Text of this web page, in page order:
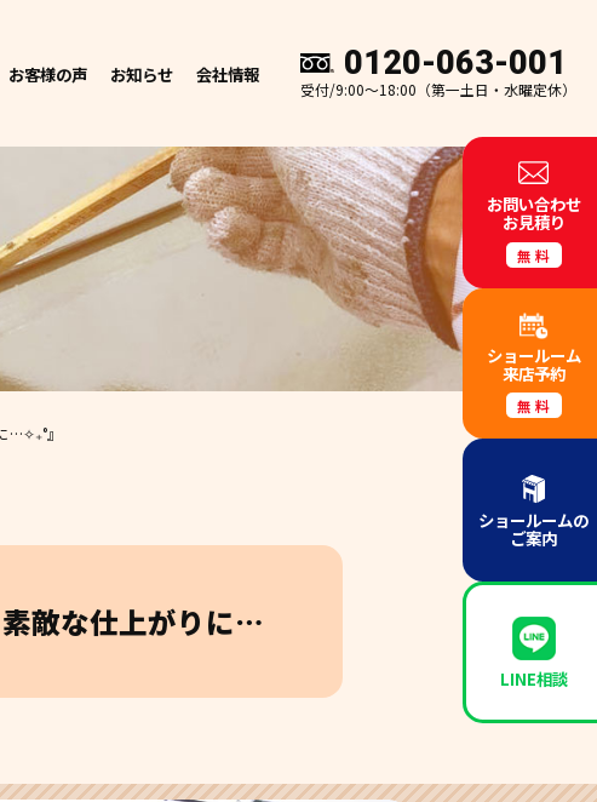
お客様の声 お知らせ 会社情報 0120-063-001
受付/9:00～18:00（第一土日・水曜定休）
…✧₊°』
素敵な仕上がりに…
お問い合わせ
お見積り
無料
ショールーム
来店予約
無料
ショールームの
ご案内
LINE相談